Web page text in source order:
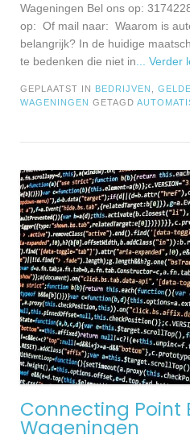
Wageningen Bel ons op:
op: Of mail naar: Waarom is
belangrijk? In de huidige
te bedenken die niet in ... Verder
GEPLAATST IN BEDRIJVEN
WAGENINGEN GETAGD
Connecting Point
Wageningen